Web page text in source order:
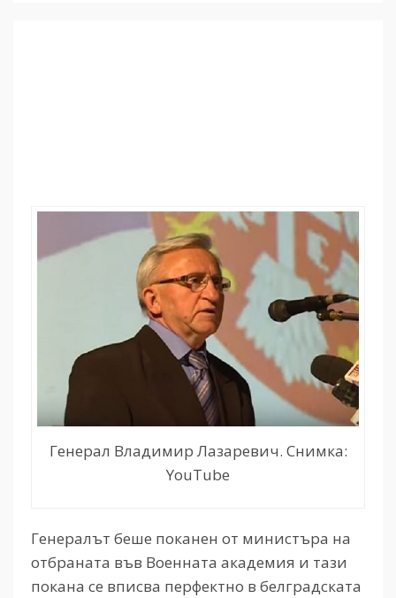
Генерал Владимир Лазаревич. Снимка:
YouTube
Генералът беше поканен от министъра на
отбраната във Военната академия и тази
покана се вписва перфектно в белградската